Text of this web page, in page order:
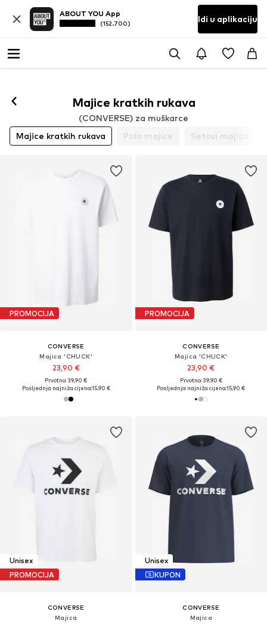
ABOUT YOU App
(152.700) Idi u aplikaciju
Majice kratkih rukava
(CONVERSE) za muškarce
Majice kratkih rukava
Polo majice Setovi majica
PROMOCIJA
CONVERSE
Majica 'CHUCK'
23,90 €
Prvotno: 39,90 €
Posljednja najniža cijena:15,90 €
PROMOCIJA
CONVERSE
Majica 'CHUCK'
23,90 €
Prvotno: 39,90 €
Posljednja najniža cijena:15,90 €
Unisex
PROMOCIJA
CONVERSE
Majica
Unisex
KUPON
CONVERSE
Majica